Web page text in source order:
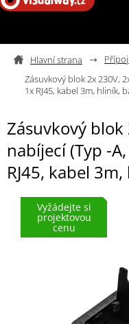
Přejít na obsah
Zásuvkový blok 2x 230V,
1x RJ45, kabel 3m, hliník,
Zásuvkový blok
nabíjecí (Typ -
RJ45, kabel
Vyžádejte si
projektovou
cenu